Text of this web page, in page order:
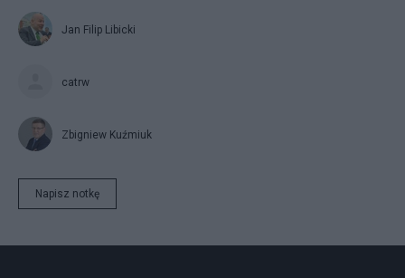
Jan Filip Libicki
catrw
Zbigniew Kuźmiuk
Napisz notkę